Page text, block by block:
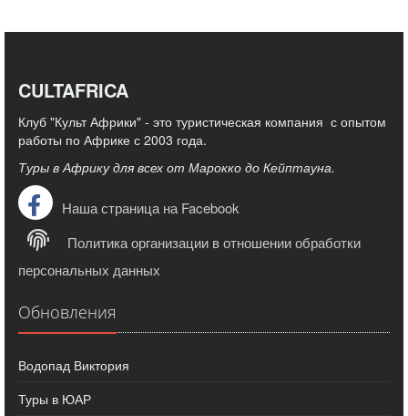
CULTAFRICA
Клуб "Культ Африки" - это туристическая компания с опытом
работы по Африке с 2003 года.
Туры в Африку для всех от Марокко до Кейптауна.
Наша страница на Facebook
Политика организации в отношении обработки
персональных данных
Обновления
Водопад Виктория
Туры в ЮАР